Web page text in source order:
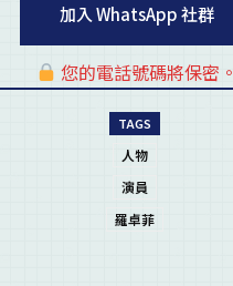
加入 WhatsApp 社群
您的電話號碼將保密。
TAGS
人物
演員
羅卓菲